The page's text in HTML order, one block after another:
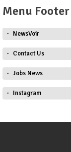
Menu
NewsVoir
Contact Us
Jobs News
Instagram